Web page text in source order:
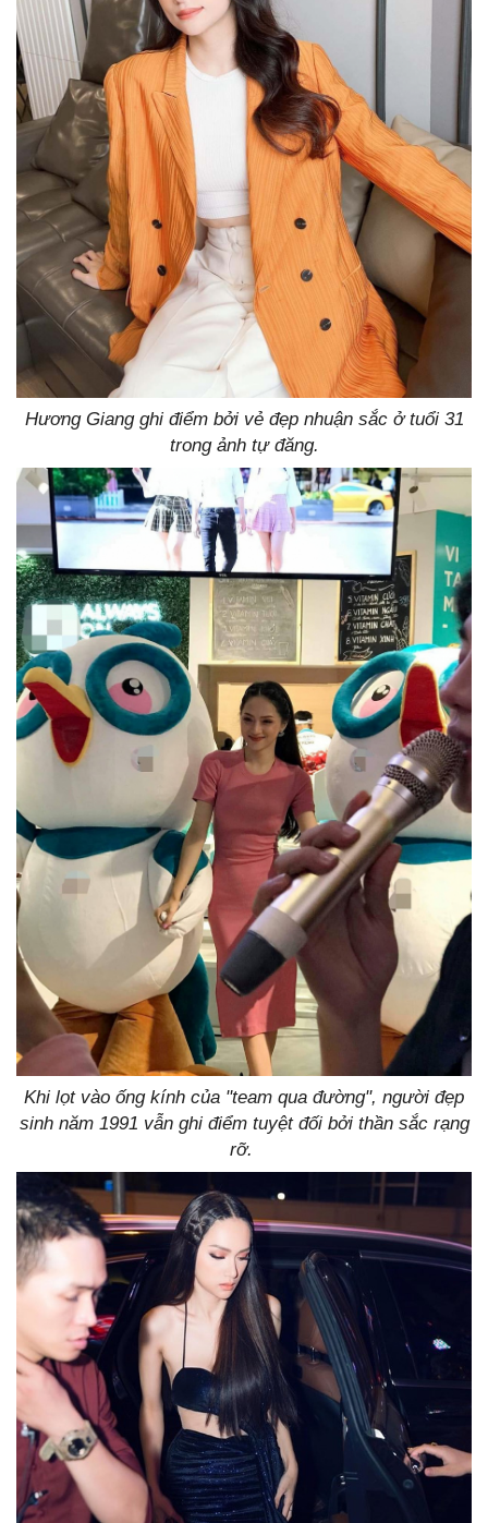
Hương Giang ghi điểm bởi vẻ đẹp nhuận sắc ở tuổi 31
trong ảnh tự đăng.
Khi lọt vào ống kính của "team qua đường", người đẹp
sinh năm 1991 vẫn ghi điểm tuyệt đối bởi thần sắc rạng
rỡ.